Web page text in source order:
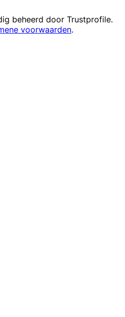
beheerd door Trustprofile.
voorwaarden.